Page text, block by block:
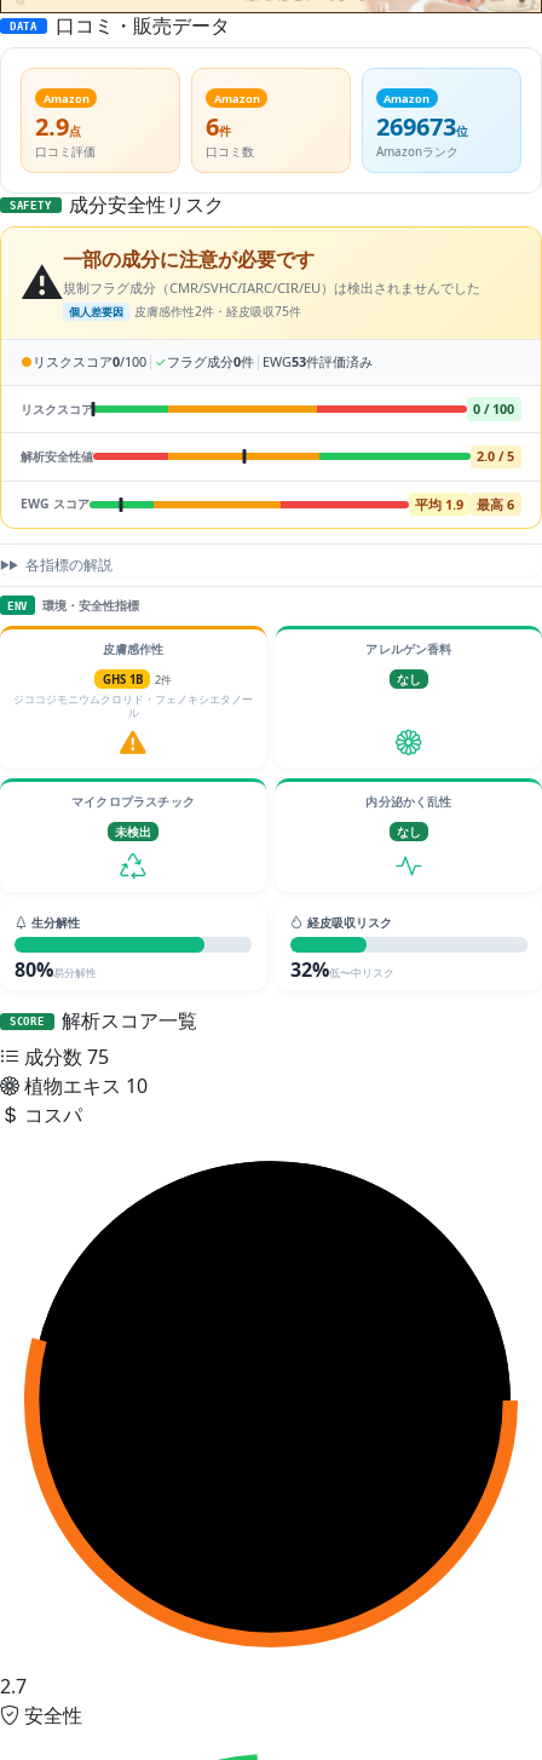
DATA 口コミ・販売データ
Amazon
2.9点
口コミ評価
Amazon
6件
口コミ数
Amazon
269673位
Amazonランク
SAFETY 成分安全性リスク
⚠️一部の成分に注意が必要です
規制フラグ成分（CMR/SVHC/IARC/CIR/EU）は検出されませんでした
個人差要因 皮膚感作性2件・経皮吸収75件
● リスクスコア0/100 | ✓フラグ成分0件 | EWG53件評価済み
リスクスコア 0 / 100
解析安全性値 2.0 / 5
EWG スコア 平均 1.9 最高 6
各指標の解説
ENV 環境・安全性指標
皮膚感作性
GHS 1B
2件
ジココジモニウムクロリド・フェノキシエタノー
ル
アレルゲン香料
なし
マイクロプラスチック
未検出
内分泌かく乱性
なし
生分解性
80%易分解性
経皮吸収リスク
32%低〜中リスク
SCORE
解析スコア一覧
成分数 75
植物エキス 10
コスパ
2.7
安全性